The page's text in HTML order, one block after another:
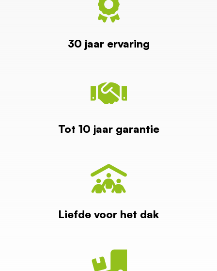
30 jaar ervaring
Tot 10 jaar garantie
Liefde voor het dak